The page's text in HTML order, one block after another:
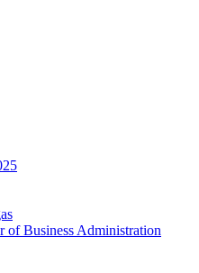
of Business Administration